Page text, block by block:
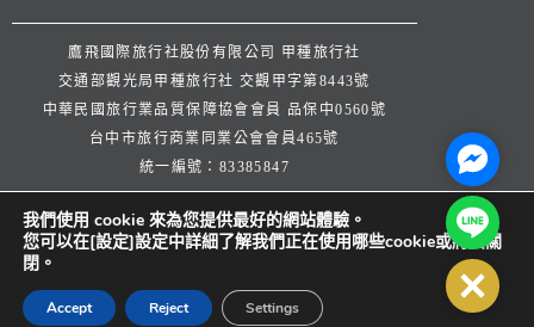
鷹飛國際旅行社股份有限公司 甲種旅行社
交通部觀光局甲種旅行社 交觀甲字第8443號
中華民國旅行業品質保障協會會員 品保中0560號
台中市旅行商業同業公會會員465號
統一編號：83385847
公司代表人：楊宗文 連絡人：王弈潔
服務信箱：
客服專線：04-27071668
傳真電話：
04-27071652
我們使用 cookie 來為您提供最好的網站體驗。
您可以在[設定]設定中詳細了解我們正在使用哪些cookie或將其關
閉。
Accept Reject Settings
Line@
Close